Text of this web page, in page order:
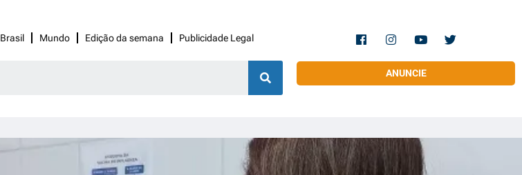
Brasil Mundo Edição da semana Publicidade Legal
ANUNCIE